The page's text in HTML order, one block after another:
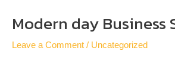
Modern day Business
Leave a Comment / Uncategorized
navigation